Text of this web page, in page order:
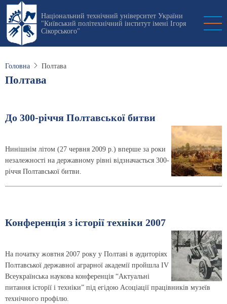
Перейти
основного
вмісту
Національний технічний університет України
"Київський політехнічний інститут імені Ігоря
Сікорського"
Головна Полтава
Полтава
До 300-річчя Полтавської битви
Нинішнім літом (27 червня 2009 р.) вперше за роки
незалежності на державному рівні відзначається 300-
річчя Полтавської битви.
Конференція з історії техніки 2007
На початку жовтня 2007 року у Полтаві в аудиторіях
Полтавської державної аграрної академії пройшла ІV
Всеукраїнська наукова конференція “Актуальні
питання історії і техніки” під егідою Асоціації працівників музеїв
технічного профілю.